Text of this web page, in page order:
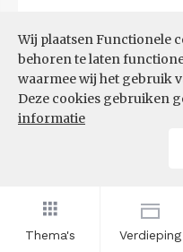
Thema's Verdieping
Wij plaatsen Functionele
behoren te laten
waarmee wij het gebruik
Deze cookies gebruiken
informatie